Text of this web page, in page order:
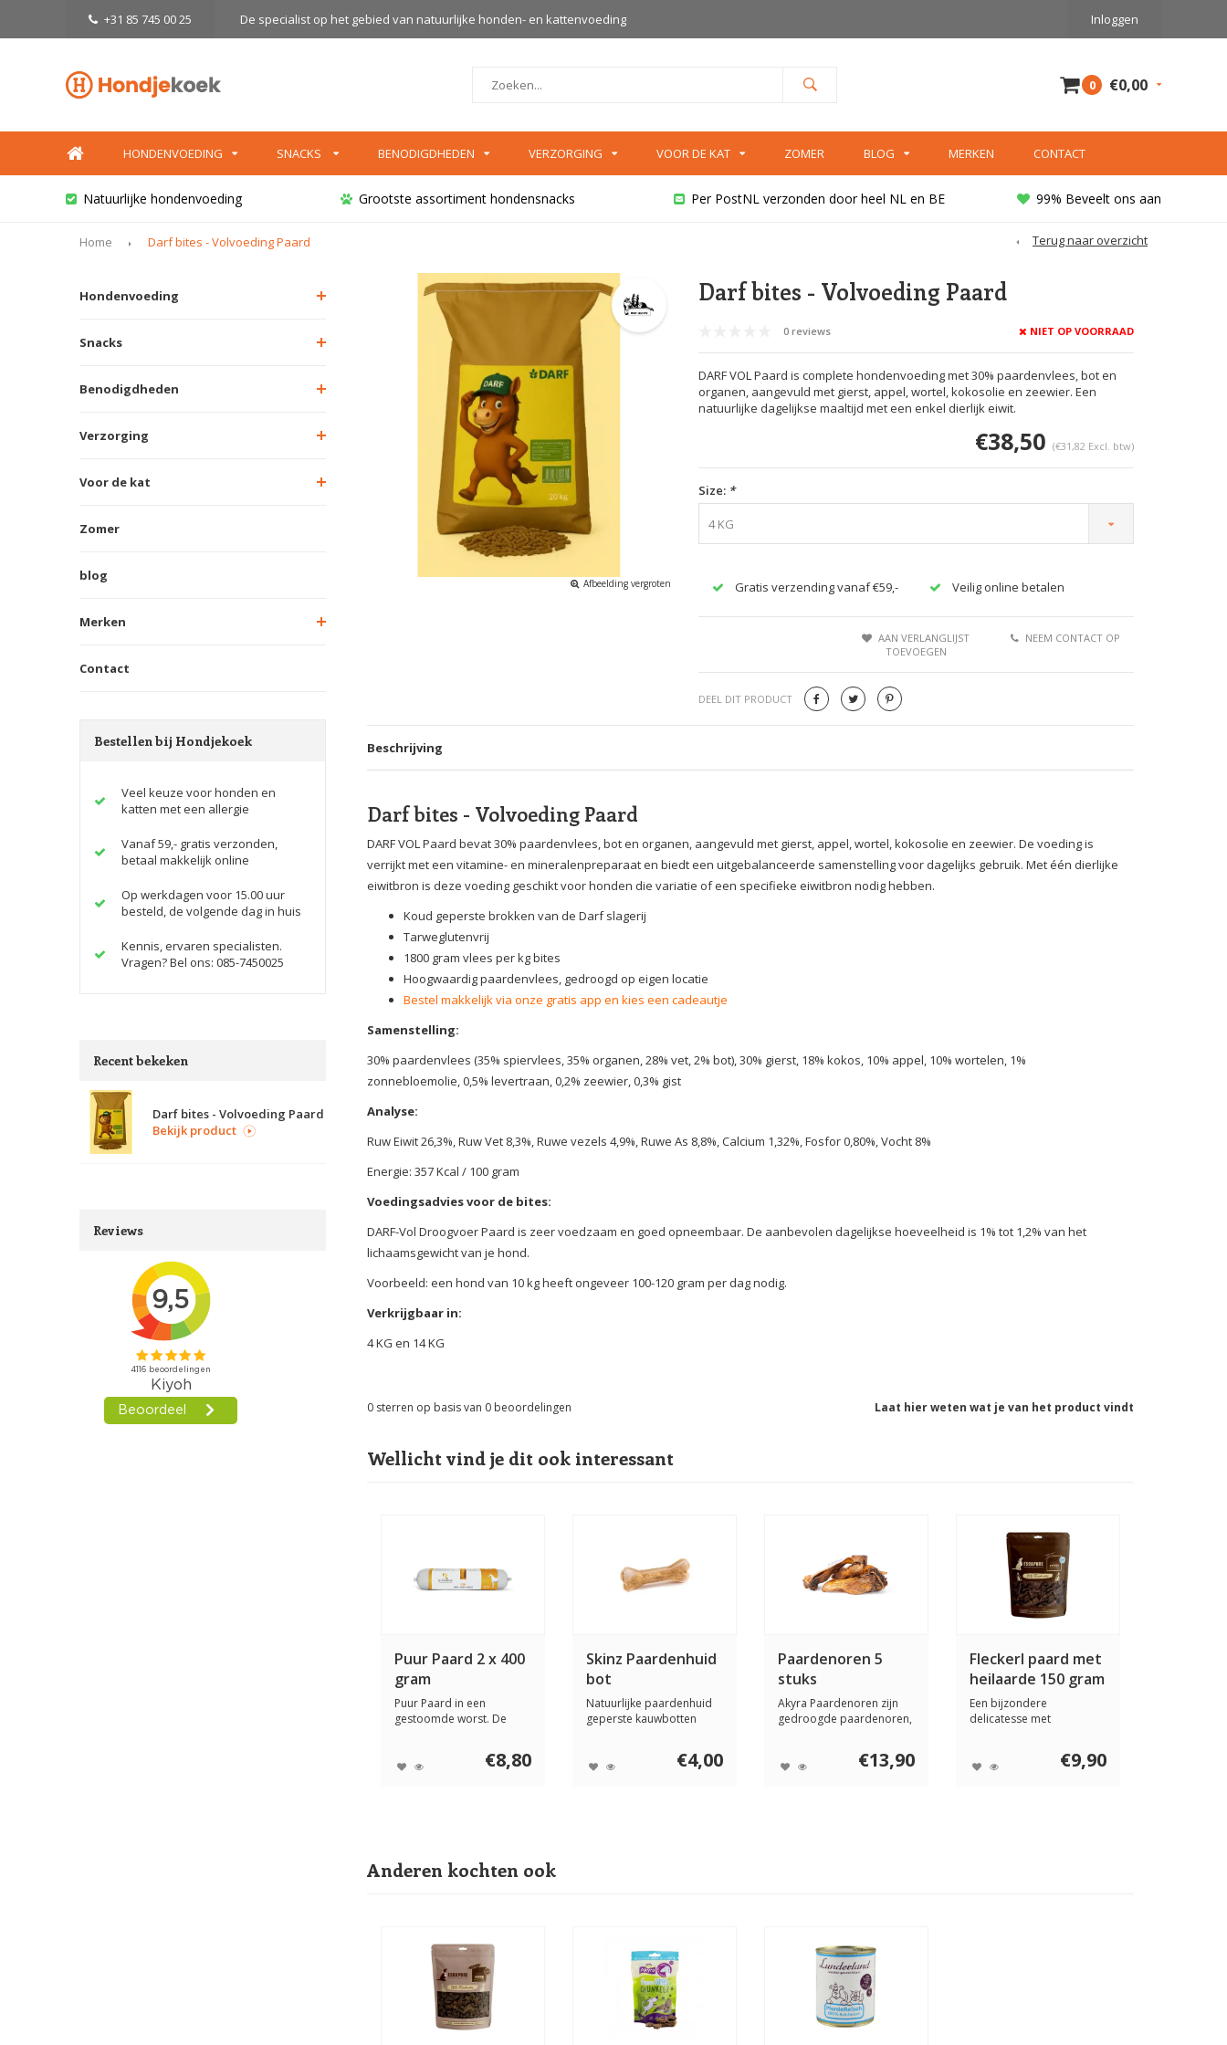
+31 85 745 00 25 De specialist op het gebied van natuurlijke honden- en kattenvoeding Inloggen
0 €0,00
HONDENVOEDING SNACKS BENODIGDHEDEN VERZORGING VOOR DE KAT ZOMER BLOG MERKEN CONTACT
Natuurlijke hondenvoeding Grootste assortiment hondensnacks Per PostNL verzonden door heel NL en BE 99% Beveelt ons aan
Home Darf bites - Volvoeding Paard Terug naar overzicht
Hondenvoeding
Snacks
Benodigdheden
Verzorging
Voor de kat
Zomer
blog
Merken
Contact
Bestellen bij Hondjekoek
Veel keuze voor honden en
katten met een allergie
Vanaf 59,- gratis verzonden,
betaal makkelijk online
Op werkdagen voor 15.00 uur
besteld, de volgende dag in huis
Kennis, ervaren specialisten.
Vragen? Bel ons: 085-7450025
Recent bekeken
Darf bites - Volvoeding Paard
Bekijk product
Reviews
Afbeelding vergroten
Darf bites - Volvoeding Paard
0 reviews NIET OP VOORRAAD
DARF VOL Paard is complete hondenvoeding met 30% paardenvlees, bot en
organen, aangevuld met gierst, appel, wortel, kokosolie en zeewier. Een
natuurlijke dagelijkse maaltijd met een enkel dierlijk eiwit.
€38,50 (€31,82 Excl. btw)
Size: *
4 KG
Gratis verzending vanaf €59,- Veilig online betalen
AAN VERLANGLIJST
TOEVOEGEN
NEEM CONTACT OP
DEEL DIT PRODUCT
Beschrijving
Darf bites - Volvoeding Paard
DARF VOL Paard bevat 30% paardenvlees, bot en organen, aangevuld met gierst, appel, wortel, kokosolie en zeewier. De voeding is
verrijkt met een vitamine- en mineralenpreparaat en biedt een uitgebalanceerde samenstelling voor dagelijks gebruik. Met één dierlijke
eiwitbron is deze voeding geschikt voor honden die variatie of een specifieke eiwitbron nodig hebben.
Koud geperste brokken van de Darf slagerij
Tarweglutenvrij
1800 gram vlees per kg bites
Hoogwaardig paardenvlees, gedroogd op eigen locatie
Bestel makkelijk via onze gratis app en kies een cadeautje
Samenstelling:
30% paardenvlees (35% spiervlees, 35% organen, 28% vet, 2% bot), 30% gierst, 18% kokos, 10% appel, 10% wortelen, 1%
zonnebloemolie, 0,5% levertraan, 0,2% zeewier, 0,3% gist
Analyse:
Ruw Eiwit 26,3%, Ruw Vet 8,3%, Ruwe vezels 4,9%, Ruwe As 8,8%, Calcium 1,32%, Fosfor 0,80%, Vocht 8%
Energie: 357 Kcal / 100 gram
Voedingsadvies voor de bites:
DARF-Vol Droogvoer Paard is zeer voedzaam en goed opneembaar. De aanbevolen dagelijkse hoeveelheid is 1% tot 1,2% van het
lichaamsgewicht van je hond.
Voorbeeld: een hond van 10 kg heeft ongeveer 100-120 gram per dag nodig.
Verkrijgbaar in:
4 KG en 14 KG
Laat hier weten wat je van het product vindt
0 sterren op basis van 0 beoordelingen
Wellicht vind je dit ook interessant
Puur Paard 2 x 400
gram
Puur Paard in een
gestoomde worst. De
€8,80
Skinz Paardenhuid
bot
Natuurlijke paardenhuid
geperste kauwbotten
€4,00
Paardenoren 5
stuks
Akyra Paardenoren zijn
gedroogde paardenoren,
€13,90
Fleckerl paard met
heilaarde 150 gram
Een bijzondere
delicatesse met
€9,90
Anderen kochten ook